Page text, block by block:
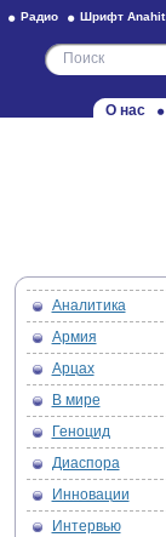
Радио Шрифт Anahit
О нас
Аналитика
Армия
Арцах
В мире
Геноцид
Диаспора
Инновации
Интервью